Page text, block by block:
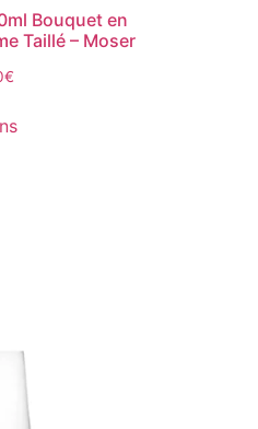
Bouquet en
Taillé – Moser
€